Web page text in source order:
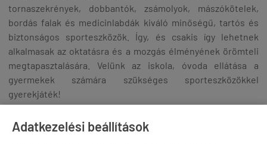
Adatkezelési beállítások
tornaszekrények, dobbantók, zsámolyok, mászókötelek,
bordás falak és medicinlabdák kiváló minőségű, tartós és
biztonságos sporteszközök. Így, és csakis így lehetnek
alkalmasak az oktatásra és a mozgás élményének örömteli
megtapasztalására. Velünk az iskola, óvoda ellátása a
gyermekek számára szükséges sporteszközökkel
gyerekjáték!
sporteszközök és tornaszerek, amelyekre az oktatási